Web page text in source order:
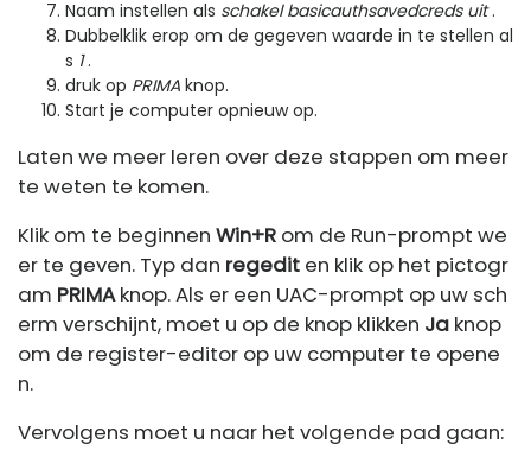
Naam instellen als schakel basicauthsavedcreds uit.
Dubbelklik erop om de gegeven waarde in te stellen al
s 1.
druk op PRIMA knop.
Start je computer opnieuw op.
Laten we meer leren over deze stappen om meer
te weten te komen.
Klik om te beginnen Win+R om de Run-prompt we
er te geven. Typ dan regedit en klik op het pictogr
am PRIMAknop. Als er een UAC-prompt op uw sch
erm verschijnt, moet u op de knop klikken Ja knop
om de register-editor op uw computer te opene
n.
Vervolgens moet u naar het volgende pad gaan: